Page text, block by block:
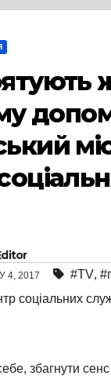
4, 2017 #TV,
соціальних
збагнути